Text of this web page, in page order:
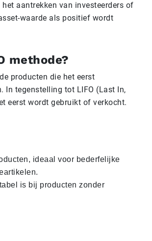
aantrekken van investeerders of
waarde als positief wordt
methode?
producten die het eerst
In tegenstelling tot LIFO (Last In,
eerst wordt gebruikt of verkocht.
ideaal voor bederfelijke
is bij producten zonder